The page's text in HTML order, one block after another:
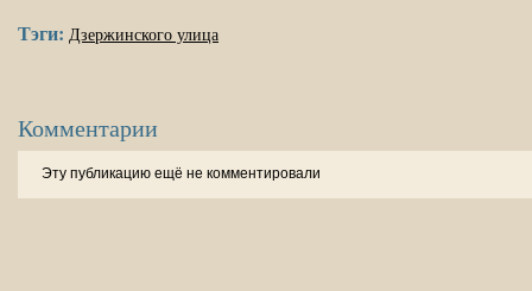
Тэги: Дзержинского улица
Комментарии
Эту публикацию ещё не комментировали